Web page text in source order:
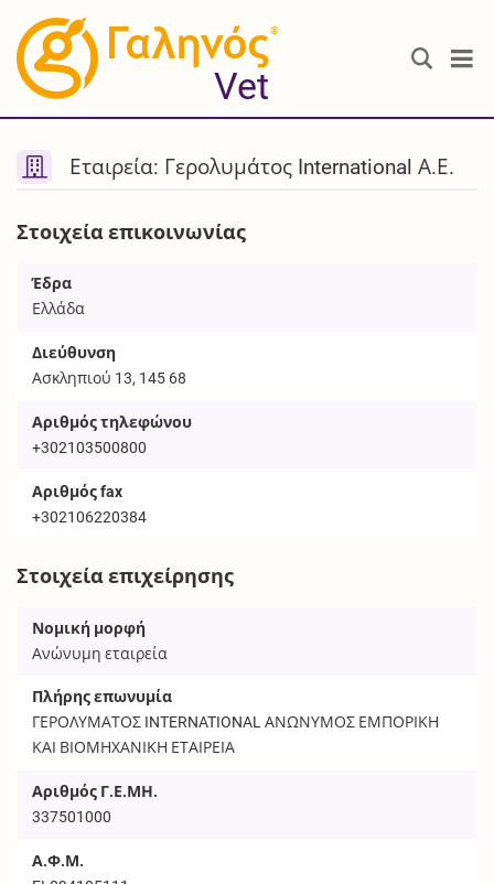
®
Vet
Εταιρεία: Γερολυμάτος International Α.Ε.
Στοιχεία επικοινωνίας
Έδρα
Ελλάδα
Διεύθυνση
Ασκληπιού 13, 145 68
Αριθμός τηλεφώνου
+302103500800
Αριθμός fax
+302106220384
Στοιχεία επιχείρησης
Νομική μορφή
Ανώνυμη εταιρεία
Πλήρης επωνυμία
ΓΕΡΟΛΥΜΑΤΟΣ INTERNATIONAL ΑΝΩΝΥΜΟΣ ΕΜΠΟΡΙΚΗ
ΚΑΙ ΒΙΟΜΗΧΑΝΙΚΗ ΕΤΑΙΡΕΙΑ
Αριθμός Γ.Ε.ΜΗ.
337501000
Α.Φ.Μ.